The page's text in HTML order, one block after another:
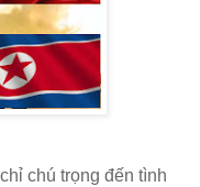
chú trọng đến tình